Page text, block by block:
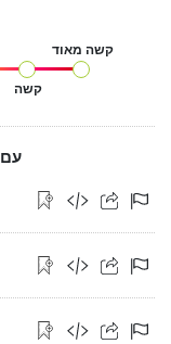
קשה
קשה מאוד
הגייה על Aharon Barak עם 24 הגייה אודיו